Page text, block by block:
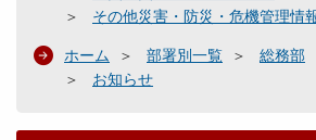
その他災害・防災・危機管理情
ホーム 部署別一覧 総務部
お知らせ